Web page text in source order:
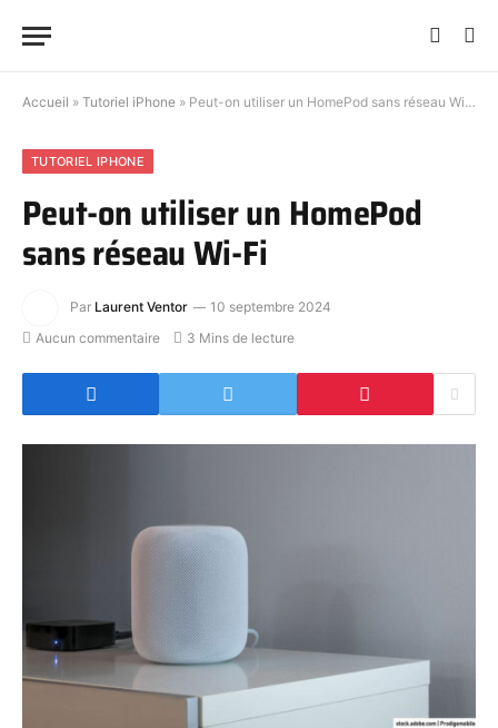
Accueil » Tutoriel iPhone » Peut-on utiliser un HomePod sans réseau Wi-Fi
TUTORIEL IPHONE
Peut-on utiliser un HomePod
sans réseau Wi-Fi
Par Laurent Ventor
10 septembre 2024
Aucun commentaire
3 Mins de lecture